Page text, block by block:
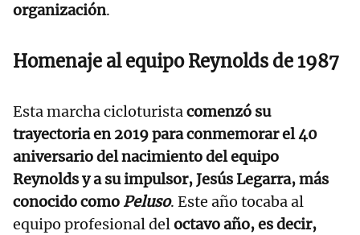
organización.
Homenaje al equipo Reynolds de 1987
Esta marcha cicloturistacomenzó su
trayectoria en 2019 para conmemorar el 40
aniversario del nacimiento del equipo
Reynolds y a su impulsor, Jesús Legarra, más
conocido comoPeluso. Este año tocaba al
equipo profesional deloctavo año, es decir,